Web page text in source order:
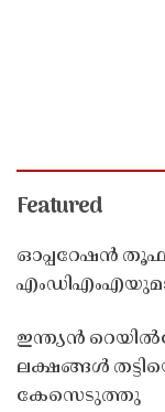
Featured
ഓപ്പറേഷൻ
ഇന്ത്യൻ
ലക്ഷങ്ങൾ
കേസെടുത്തു